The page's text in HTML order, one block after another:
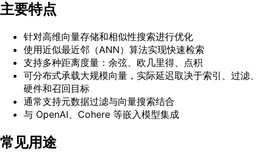
主要特点
针对高维向量存储和相似性搜索进行优化
使用近似最近邻（ANN）算法实现快速检索
支持多种距离度量：余弦、欧几里得、点积
可分布式承载大规模向量，实际延迟取决于索引、过滤、
硬件和召回目标
通常支持元数据过滤与向量搜索结合
与 OpenAI、Cohere 等嵌入模型集成
常见用途